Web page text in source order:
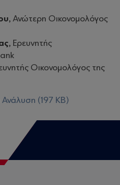
Ανώτερη Οικονομολόγος
Ερευνητής
Οικονομολόγος της
Ανάλυση (197 KB)